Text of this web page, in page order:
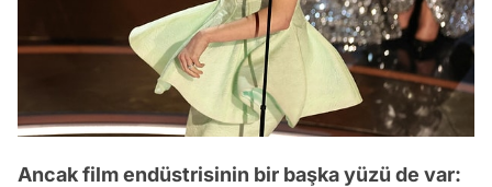
Ancak film endüstrisinin bir başka yüzü de var: